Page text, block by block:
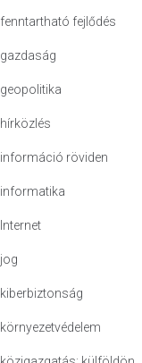
fenntartható fejlődés
gazdaság
geopolitika
hírközlés
információ röviden
informatika
Internet
jog
kiberbiztonság
környezetvédelem